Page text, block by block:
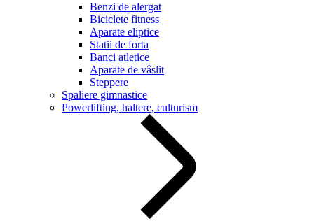
Benzi de alergat
Biciclete fitness
Aparate eliptice
Statii de forta
Banci atletice
Aparate de vâslit
Steppere
Spaliere gimnastice
Powerlifting, haltere, culturism